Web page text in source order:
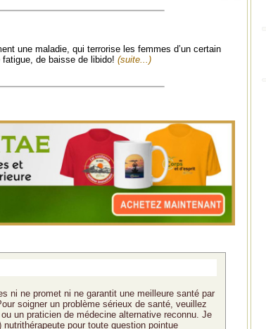
une maladie, qui terrorise les femmes d’un certain
fatigue, de baisse de libido! (suite...)
ni ne promet ni ne garantit une meilleure santé par
soigner un problème sérieux de santé, veuillez
un praticien de médecine alternative reconnu. Je
pour toute question pointue